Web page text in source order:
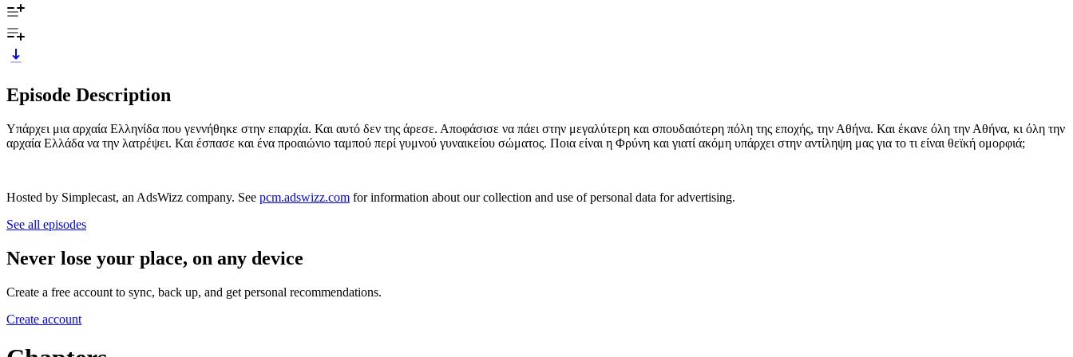
Episode Description
Υπάρχει μια αρχαία Eλληνίδα που γεννήθηκε στην επαρχία. Και αυτό δεν της άρεσε. Αποφάσισε να πάει στην μεγαλύτερη και σπουδαιότερη πόλη της εποχής, την Αθήνα. Και έκανε όλη την Αθήνα, κι όλη την
αρχαία Ελλάδα να την λατρέψει. Και έσπασε και ένα προαιώνιο ταμπού περί γυμνού γυναικείου σώματος. Ποια είναι η Φρύνη και γιατί ακόμη υπάρχει στην αντίληψη μας για το τι είναι θεϊκή ομορφιά;
Hosted by Simplecast, an AdsWizz company. See pcm.adswizz.com for information about our collection and use of personal data for advertising.
See all episodes
Never lose your place, on any device
Create a free account to sync, back up, and get personal recommendations.
Create account